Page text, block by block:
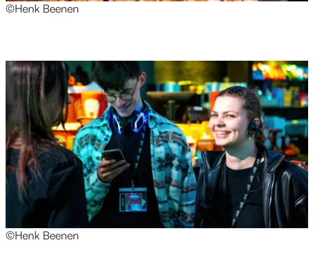
©Henk Beenen
©Henk Beenen